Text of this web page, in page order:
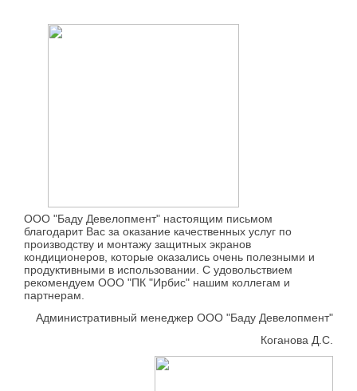
ООО "Баду Девелопмент" настоящим письмом
благодарит Вас за оказание качественных услуг по
производству и монтажу защитных экранов
кондиционеров, которые оказались очень полезными и
продуктивными в использовании. С удовольствием
рекомендуем ООО "ПК "Ирбис" нашим коллегам и
партнерам.
Административный менеджер ООО "Баду Девелопмент"
Коганова Д.С.